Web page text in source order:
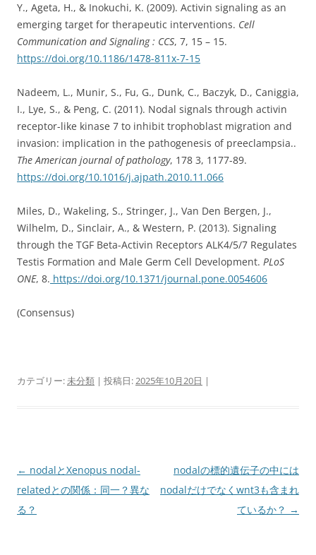
Y., Ageta, H., & Inokuchi, K. (2009). Activin signaling as an
emerging target for therapeutic interventions. Cell
Communication and Signaling : CCS, 7, 15 – 15.
https://doi.org/10.1186/1478-811x-7-15
Nadeem, L., Munir, S., Fu, G., Dunk, C., Baczyk, D., Caniggia,
I., Lye, S., & Peng, C. (2011). Nodal signals through activin
receptor-like kinase 7 to inhibit trophoblast migration and
invasion: implication in the pathogenesis of preeclampsia..
The American journal of pathology, 178 3, 1177-89.
https://doi.org/10.1016/j.ajpath.2010.11.066
Miles, D., Wakeling, S., Stringer, J., Van Den Bergen, J.,
Wilhelm, D., Sinclair, A., & Western, P. (2013). Signaling
through the TGF Beta-Activin Receptors ALK4/5/7 Regulates
Testis Formation and Male Germ Cell Development. PLoS
ONE, 8. https://doi.org/10.1371/journal.pone.0054606
(Consensus)
カテゴリー:未分類 | 投稿日:2025年10月20日 |
投
稿
ナ
← nodalとXenopus nodal-
relatedとの関係：同一？異な
る？
nodalの標的遺伝子の中には
nodalだけでなくwnt3も含まれ
ているか？ →